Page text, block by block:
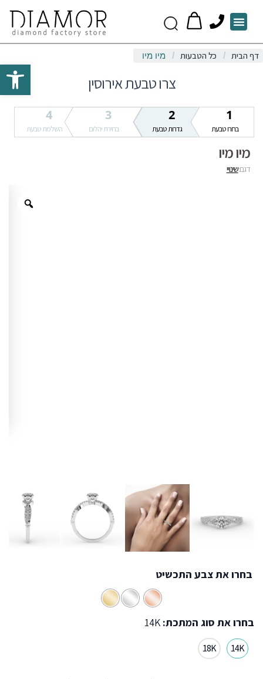
Open toolbar
P
o
n
Menu
דף הבית / כל הטבעות / מיו מיו
צרו טבעת אירוסין
1
בחרו טבעת
2
גדרות טבעת
3
בחירת יהלום
4
השלמת טבעת
מיו מיו
דגם:שינויי
בחרו את צבע התכשיט
בחרו את סוג המתכת:14K
18K 14K